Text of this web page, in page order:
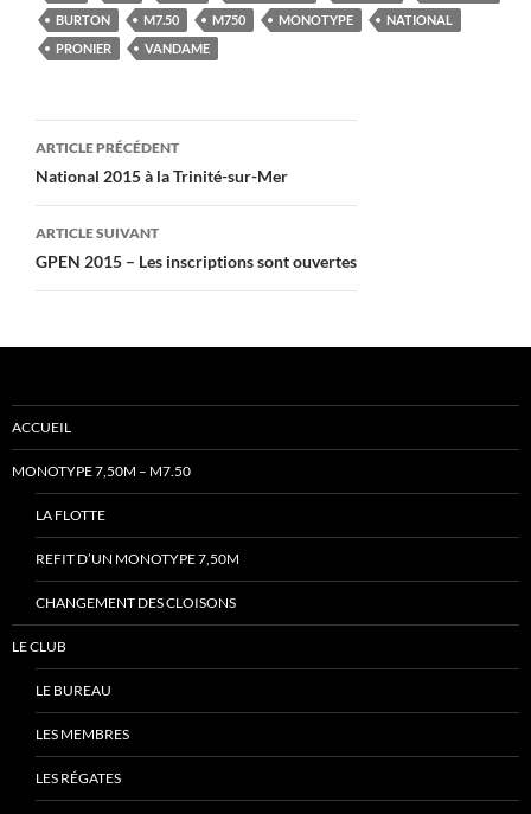
BURTON
M7.50 M750 MONOTYPE
NATIONAL
PRONIER
VANDAME
Navigation
des
articles
ARTICLE PRÉCÉDENT
National 2015 à la Trinité-sur-Mer
ARTICLE SUIVANT
GPEN 2015 – Les inscriptions sont ouvertes
ACCUEIL
MONOTYPE 7,50M – M7.50
LA FLOTTE
REFIT D’UN MONOTYPE 7,50M
CHANGEMENT DES CLOISONS
LE CLUB
LE BUREAU
LES MEMBRES
LES RÉGATES